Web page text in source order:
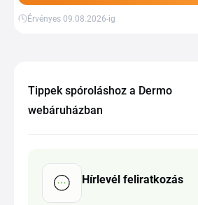
Érvényes 09.08.2026-ig
Tippek spóroláshoz a Dermo
webáruházban
Hírlevél feliratkozás